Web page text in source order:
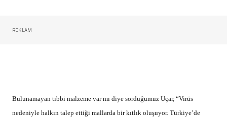
REKLAM
Bulunamayan tıbbi malzeme var mı diye sorduğumuz Uçar, “Virüs
nedeniyle halkın talep ettiği mallarda bir kıtlık oluşuyor. Türkiye’de